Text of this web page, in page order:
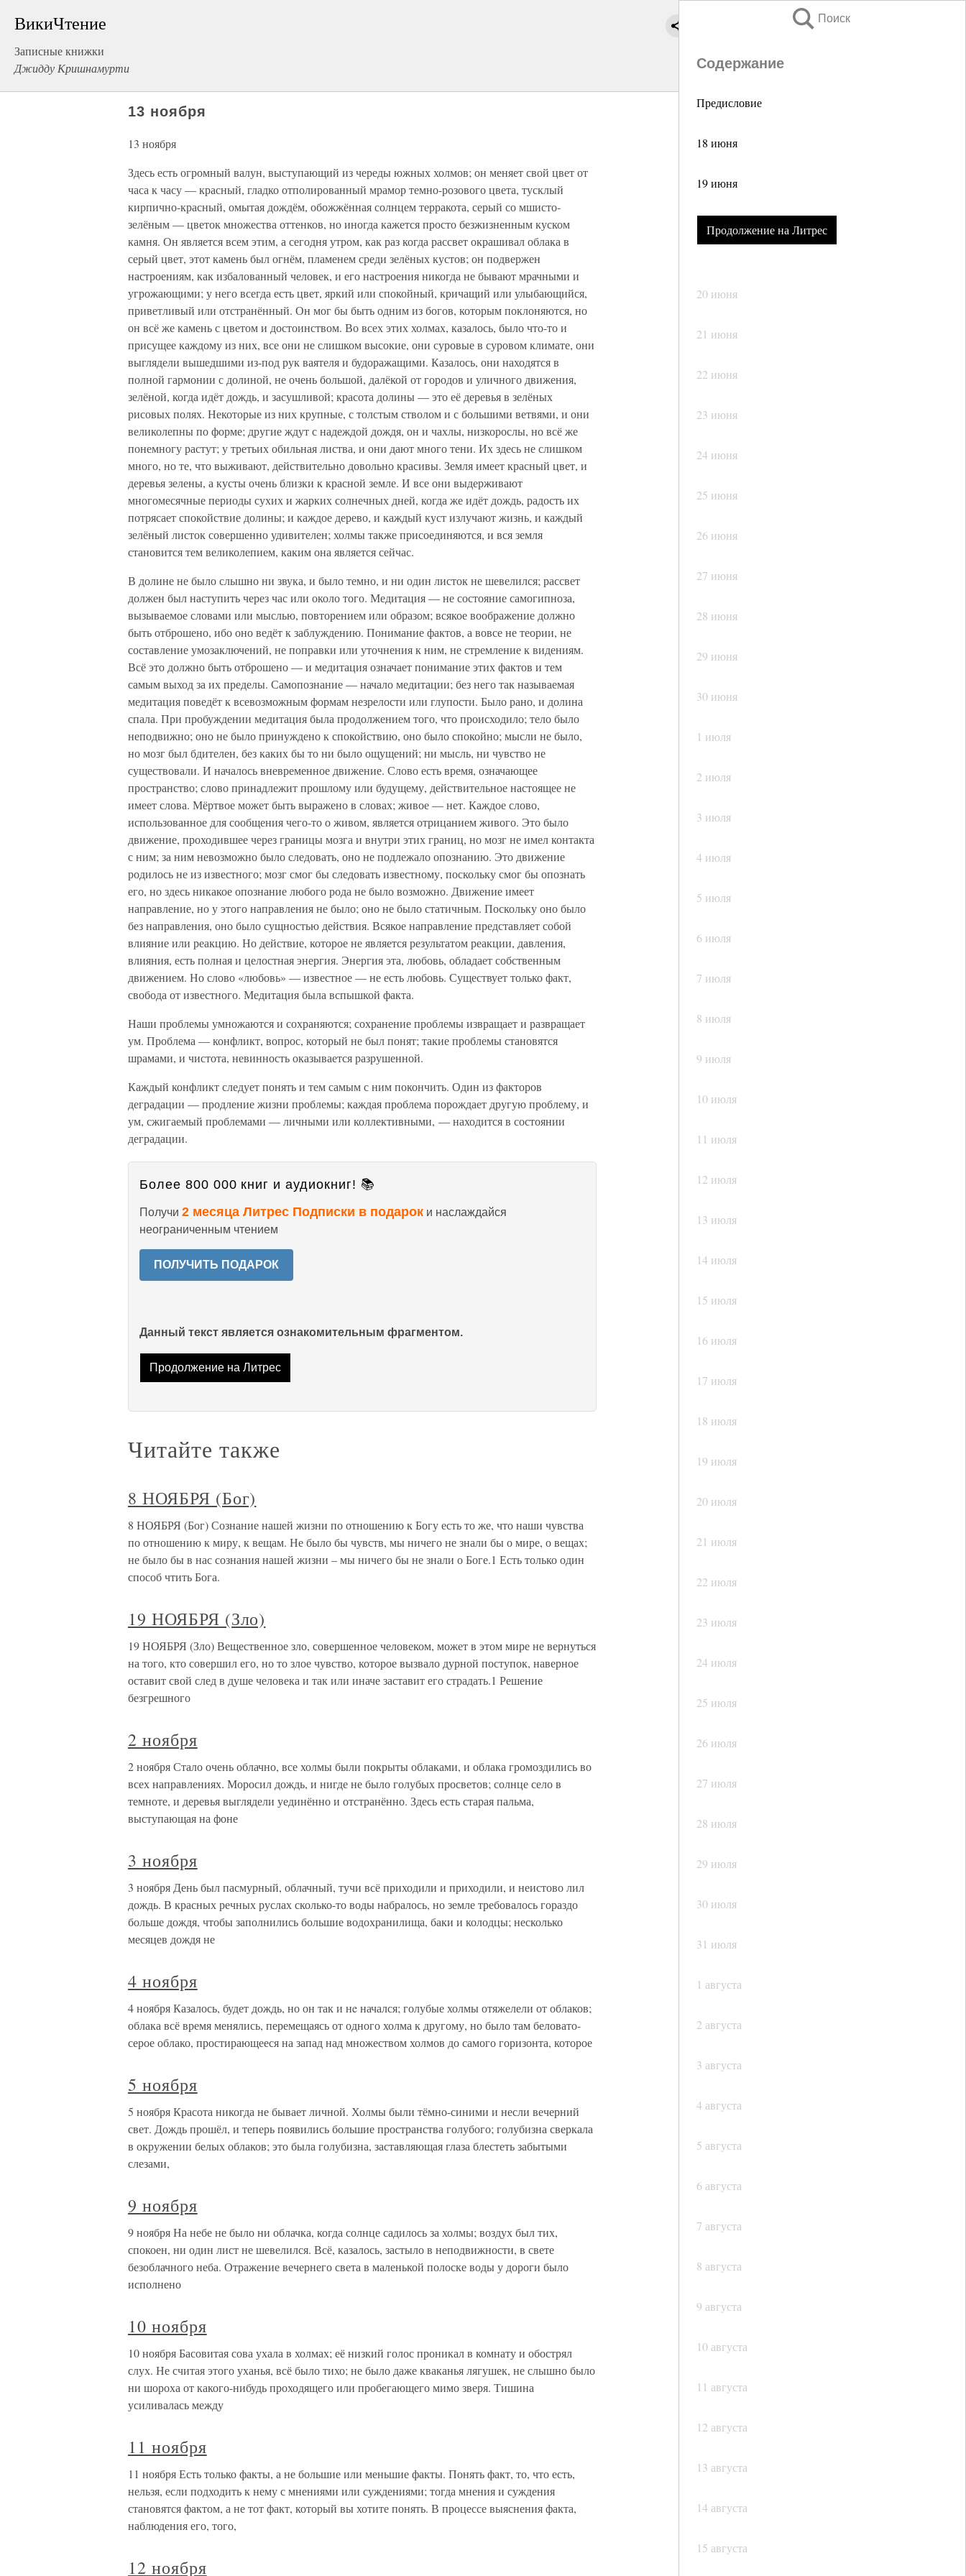
ВикиЧтение
Записные книжки
Джидду Кришнамурти
Поиск
Содержание
Предисловие
18 июня
19 июня
Продолжение на Литрес
20 июня
21 июня
22 июня
23 июня
24 июня
25 июня
26 июня
27 июня
28 июня
29 июня
30 июня
1 июля
2 июля
3 июля
4 июля
5 июля
6 июля
7 июля
8 июля
9 июля
10 июля
11 июля
12 июля
13 июля
14 июля
15 июля
16 июля
17 июля
18 июля
19 июля
20 июля
21 июля
22 июля
23 июля
24 июля
25 июля
26 июля
27 июля
28 июля
29 июля
30 июля
31 июля
1 августа
2 августа
3 августа
4 августа
5 августа
6 августа
7 августа
8 августа
9 августа
10 августа
11 августа
12 августа
13 августа
14 августа
15 августа
13 ноября
13 ноября
Здесь есть огромный валун, выступающий из череды южных холмов; он меняет свой цвет от
часа к часу — красный, гладко отполированный мрамор темно-розового цвета, тусклый
кирпично-красный, омытая дождём, обожжённая солнцем терракота, серый со мшисто-
зелёным — цветок множества оттенков, но иногда кажется просто безжизненным куском
камня. Он является всем этим, а сегодня утром, как раз когда рассвет окрашивал облака в
серый цвет, этот камень был огнём, пламенем среди зелёных кустов; он подвержен
настроениям, как избалованный человек, и его настроения никогда не бывают мрачными и
угрожающими; у него всегда есть цвет, яркий или спокойный, кричащий или улыбающийся,
приветливый или отстранённый. Он мог бы быть одним из богов, которым поклоняются, но
он всё же камень с цветом и достоинством. Во всех этих холмах, казалось, было что-то и
присущее каждому из них, все они не слишком высокие, они суровые в суровом климате, они
выглядели вышедшими из-под рук ваятеля и будоражащими. Казалось, они находятся в
полной гармонии с долиной, не очень большой, далёкой от городов и уличного движения,
зелёной, когда идёт дождь, и засушливой; красота долины — это её деревья в зелёных
рисовых полях. Некоторые из них крупные, с толстым стволом и с большими ветвями, и они
великолепны по форме; другие ждут с надеждой дождя, он и чахлы, низкорослы, но всё же
понемногу растут; у третьих обильная листва, и они дают много тени. Их здесь не слишком
много, но те, что выживают, действительно довольно красивы. Земля имеет красный цвет, и
деревья зелены, а кусты очень близки к красной земле. И все они выдерживают
многомесячные периоды сухих и жарких солнечных дней, когда же идёт дождь, радость их
потрясает спокойствие долины; и каждое дерево, и каждый куст излучают жизнь, и каждый
зелёный листок совершенно удивителен; холмы также присоединяются, и вся земля
становится тем великолепием, каким она является сейчас.
В долине не было слышно ни звука, и было темно, и ни один листок не шевелился; рассвет
должен был наступить через час или около того. Медитация — не состояние самогипноза,
вызываемое словами или мыслью, повторением или образом; всякое воображение должно
быть отброшено, ибо оно ведёт к заблуждению. Понимание фактов, а вовсе не теории, не
составление умозаключений, не поправки или уточнения к ним, не стремление к видениям.
Всё это должно быть отброшено — и медитация означает понимание этих фактов и тем
самым выход за их пределы. Самопознание — начало медитации; без него так называемая
медитация поведёт к всевозможным формам незрелости или глупости. Было рано, и долина
спала. При пробуждении медитация была продолжением того, что происходило; тело было
неподвижно; оно не было принуждено к спокойствию, оно было спокойно; мысли не было,
но мозг был бдителен, без каких бы то ни было ощущений; ни мысль, ни чувство не
существовали. И началось вневременное движение. Слово есть время, означающее
пространство; слово принадлежит прошлому или будущему, действительное настоящее не
имеет слова. Мёртвое может быть выражено в словах; живое — нет. Каждое слово,
использованное для сообщения чего-то о живом, является отрицанием живого. Это было
движение, проходившее через границы мозга и внутри этих границ, но мозг не имел контакта
с ним; за ним невозможно было следовать, оно не подлежало опознанию. Это движение
родилось не из известного; мозг смог бы следовать известному, поскольку смог бы опознать
его, но здесь никакое опознание любого рода не было возможно. Движение имеет
направление, но у этого направления не было; оно не было статичным. Поскольку оно было
без направления, оно было сущностью действия. Всякое направление представляет собой
влияние или реакцию. Но действие, которое не является результатом реакции, давления,
влияния, есть полная и целостная энергия. Энергия эта, любовь, обладает собственным
движением. Но слово «любовь» — известное — не есть любовь. Существует только факт,
свобода от известного. Медитация была вспышкой факта.
Наши проблемы умножаются и сохраняются; сохранение проблемы извращает и развращает
ум. Проблема — конфликт, вопрос, который не был понят; такие проблемы становятся
шрамами, и чистота, невинность оказывается разрушенной.
Каждый конфликт следует понять и тем самым с ним покончить. Один из факторов
деградации — продление жизни проблемы; каждая проблема порождает другую проблему, и
ум, сжигаемый проблемами — личными или коллективными, — находится в состоянии
деградации.
Более 800 000 книг и аудиокниг! 📚
Получи 2 месяца Литрес Подписки в подарок и наслаждайся
неограниченным чтением
ПОЛУЧИТЬ ПОДАРОК
Данный текст является ознакомительным фрагментом.
Продолжение на Литрес
Читайте также
8 НОЯБРЯ (Бог)
8 НОЯБРЯ (Бог) Сознание нашей жизни по отношению к Богу есть то же, что наши чувства
по отношению к миру, к вещам. Не было бы чувств, мы ничего не знали бы о мире, о вещах;
не было бы в нас сознания нашей жизни – мы ничего бы не знали о Боге.1 Есть только один
способ чтить Бога.
19 НОЯБРЯ (Зло)
19 НОЯБРЯ (Зло) Вещественное зло, совершенное человеком, может в этом мире не вернуться
на того, кто совершил его, но то злое чувство, которое вызвало дурной поступок, наверное
оставит свой след в душе человека и так или иначе заставит его страдать.1 Решение
безгрешного
2 ноября
2 ноября Стало очень облачно, все холмы были покрыты облаками, и облака громоздились во
всех направлениях. Моросил дождь, и нигде не было голубых просветов; солнце село в
темноте, и деревья выглядели уединённо и отстранённо. Здесь есть старая пальма,
выступающая на фоне
3 ноября
3 ноября День был пасмурный, облачный, тучи всё приходили и приходили, и неистово лил
дождь. В красных речных руслах сколько-то воды набралось, но земле требовалось гораздо
больше дождя, чтобы заполнились большие водохранилища, баки и колодцы; несколько
месяцев дождя не
4 ноября
4 ноября Казалось, будет дождь, но он так и нe начался; голубые холмы отяжелели от облаков;
облака всё время менялись, перемещаясь от одного холма к другому, но было там беловато-
серое облако, простирающееся на запад над множеством холмов до самого горизонта, которое
5 ноября
5 ноября Красота никогда не бывает личной. Холмы были тёмно-синими и несли вечерний
свет. Дождь прошёл, и теперь появились большие пространства голубого; голубизна сверкала
в окружении белых облаков; это была голубизна, заставляющая глаза блестеть забытыми
слезами,
9 ноября
9 ноября На небе не было ни облачка, когда солнце садилось за холмы; воздух был тих,
спокоен, ни один лист не шевелился. Всё, казалось, застыло в неподвижности, в свете
безоблачного неба. Отражение вечернего света в маленькой полоске воды у дороги было
исполнено
10 ноября
10 ноября Басовитая сова ухала в холмах; её низкий голос проникал в комнату и обострял
слух. Не считая этого уханья, всё было тихо; не было даже кваканья лягушек, не слышно было
ни шороха от какого-нибудь проходящего или пробегающего мимо зверя. Тишина
усиливалась между
11 ноября
11 ноября Есть только факты, а не большие или меньшие факты. Понять факт, то, что есть,
нельзя, если подходить к нему с мнениями или суждениями; тогда мнения и суждения
становятся фактом, а не тот факт, который вы хотите понять. В процессе выяснения факта,
наблюдения его, того,
12 ноября